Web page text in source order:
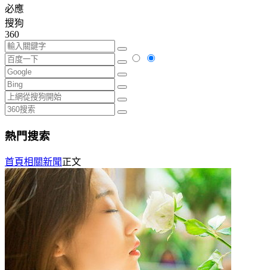
必應
搜狗
360
熱門搜索
首頁相關新聞正文